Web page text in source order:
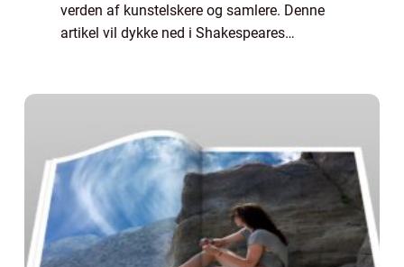
verden af kunstelskere og samlere. Denne
artikel vil dykke ned i Shakespeares